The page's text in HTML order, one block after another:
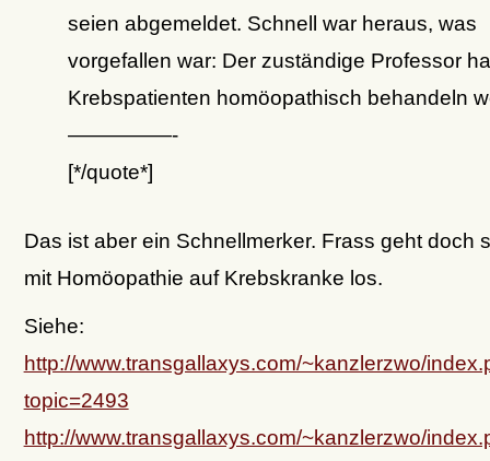
seien abgemeldet. Schnell war heraus, was
vorgefallen war: Der zuständige Professor
Krebspatienten homöopathisch behandeln
—————-
[*/quote*]
Das ist aber ein Schnellmerker. Frass geht doch
mit Homöopathie auf Krebskranke los.
Siehe:
http://www.transgallaxys.com/~kanzlerzwo/
topic=2493
http://www.transgallaxys.com/~kanzlerzwo/